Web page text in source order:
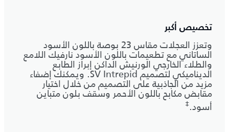
تخصيص أكبر
وتعزز العجلات مقاس 23 بوصة باللون الأسود
الساتاني مع تطعيمات باللون الأسود نارفيك اللامع
والطلاء الخارجي الورنيش الداكن إبراز الطابع
الديناميكي لتصميم SV Intrepid. ويمكنك إضفاء
مزيد من الجاذبية على التصميم من خلال اختيار
مقابض مكابح باللون الأحمر وسقف بلون متباين
أسود.‡